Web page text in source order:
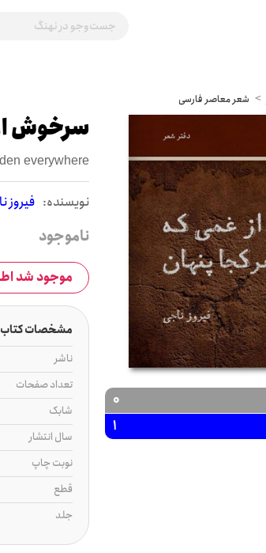
شعر معاصر فارسی
0
1
سرخوش
everywhere
نويسنده: فیروز
ناموجود
موجود شد
مشخصات کتاب
ناشر
تعداد صفحات
شابک
سال انتشار
نوبت چاپ
قطع
جلد